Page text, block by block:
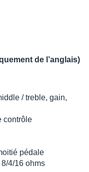
de l’anglais)
/ treble, gain,
contrôle
pédale
4/16 ohms